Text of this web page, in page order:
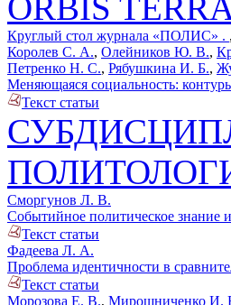
ORBIS
Круглый стол журнала «ПОЛИС» . ,
Королев С. А., Олейников Ю. В.,
Петренко Н. С., Рябушкина И. Б.,
Меняющаяся социальность:
Текст статьи
Сморгунов Л. В.
Событийное политическое знание
Текст статьи
Фадеева Л. А.
Проблема идентичности в
Текст статьи
Морозова Е. В., Мирошниченко И.